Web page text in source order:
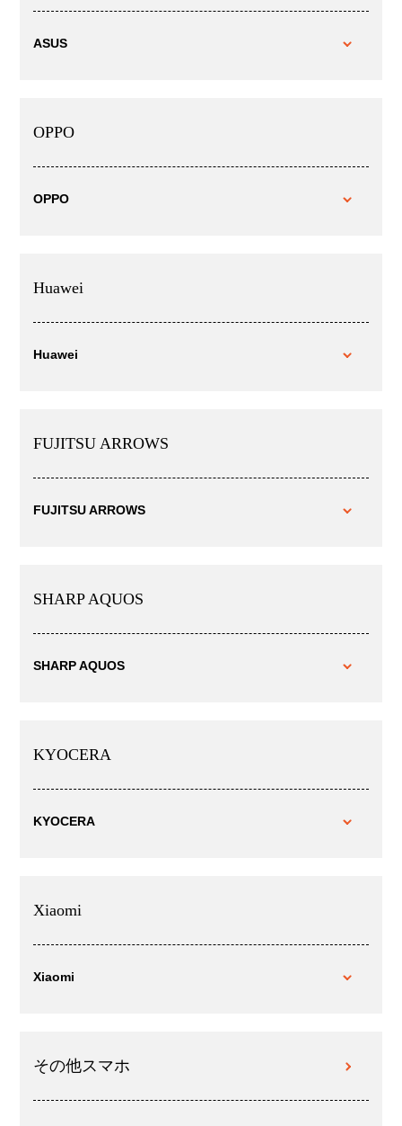
ASUS
OPPO
OPPO
Huawei
Huawei
FUJITSU ARROWS
FUJITSU ARROWS
SHARP AQUOS
SHARP AQUOS
KYOCERA
KYOCERA
Xiaomi
Xiaomi
その他スマホ